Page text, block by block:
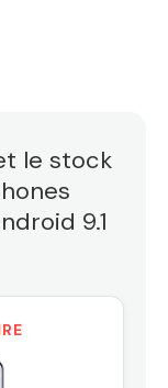
le stock
9.1